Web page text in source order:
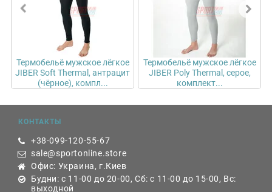
Термобельё мужское лёгкое
JIBER Poly Thermal, серое,
комплект...
КОНТАКТЫ
+38-099-120-55-67
sale@sportonline.store
Офис: Украина, г.Киев
Будни: с 11-00 до 20-00, Сб: с 11-00 до 15-00, Вс:
выходной